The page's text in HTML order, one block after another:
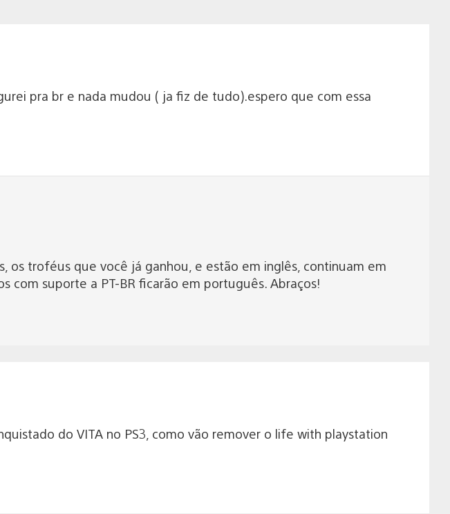
pra br e nada mudou ( ja fiz de tudo).espero que com essa
os troféus que você já ganhou, e estão em inglês, continuam em
com suporte a PT-BR ficarão em português. Abraços!
do VITA no PS3, como vão remover o life with playstation